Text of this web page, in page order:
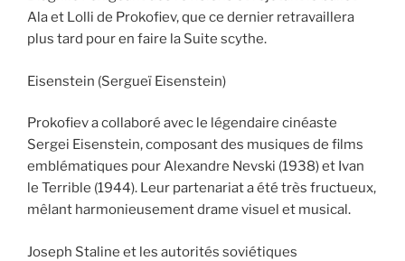
Ala et Lolli de Prokofiev, que ce dernier retravaillera
plus tard pour en faire la Suite scythe.
Eisenstein (Sergueï Eisenstein)
Prokofiev a collaboré avec le légendaire cinéaste
Sergei Eisenstein, composant des musiques de films
emblématiques pour Alexandre Nevski (1938) et Ivan
le Terrible (1944). Leur partenariat a été très fructueux,
mêlant harmonieusement drame visuel et musical.
Joseph Staline et les autorités soviétiques